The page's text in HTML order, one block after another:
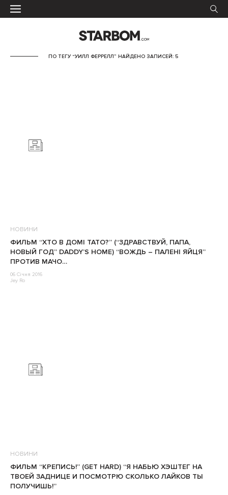
ПО ТЕГУ “УИЛЛ ФЕРРЕЛЛ” НАЙДЕНО ЗАПИСЕЙ: 5
НОВИНИ
ФИЛЬМ “ХТО В ДОМI ТАТО?” (“ЗДРАВСТВУЙ, ПАПА,
НОВЫЙ ГОД” DADDY’S HOME) “ВОЖДЬ – ПАЛЕНI ЯЙЦЯ”
ПРОТИВ МАЧО…
06 Січня 2016
Jey Ro
НОВИНИ
ФИЛЬМ “КРЕПИСЬ!” (GET HARD) “Я НАБЬЮ ХЭШТЕГ НА
ТВОЕЙ ЗАДНИЦЕ И ПОСМОТРЮ СКОЛЬКО ЛАЙКОВ ТЫ
ПОЛУЧИШЬ!”